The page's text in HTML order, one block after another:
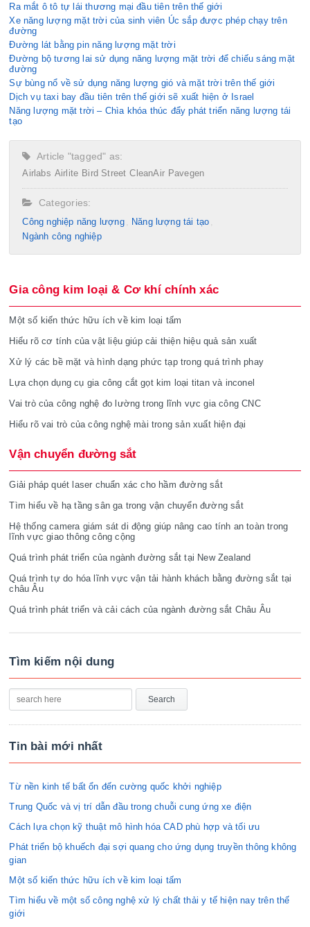
Ra mắt ô tô tự lái thương mại đầu tiên trên thế giới
Xe năng lượng mặt trời của sinh viên Úc sắp được phép chạy trên
đường
Đường lát bằng pin năng lượng mặt trời
Đường bộ tương lai sử dụng năng lượng mặt trời để chiếu sáng mặt
đường
Sự bùng nổ về sử dụng năng lượng gió và mặt trời trên thế giới
Dịch vụ taxi bay đầu tiên trên thế giới sẽ xuất hiện ở Israel
Năng lượng mặt trời – Chìa khóa thúc đẩy phát triển năng lượng tái
tạo
Article "tagged" as:
Airlabs Airlite Bird Street CleanAir Pavegen
Categories:
Công nghiệp năng lượng
Năng lượng tái tạo
Ngành công nghiệp
Gia công kim loại & Cơ khí chính xác
Một số kiến thức hữu ích về kim loại tấm
Hiểu rõ cơ tính của vật liệu giúp cải thiện hiệu quả sản xuất
Xử lý các bề mặt và hình dạng phức tạp trong quá trình phay
Lựa chọn dụng cụ gia công cắt gọt kim loại titan và inconel
Vai trò của công nghệ đo lường trong lĩnh vực gia công CNC
Hiểu rõ vai trò của công nghệ mài trong sản xuất hiện đại
Vận chuyển đường sắt
Giải pháp quét laser chuẩn xác cho hầm đường sắt
Tìm hiểu về hạ tầng sân ga trong vận chuyển đường sắt
Hệ thống camera giám sát di động giúp nâng cao tính an toàn trong
lĩnh vực giao thông công cộng
Quá trình phát triển của ngành đường sắt tại New Zealand
Quá trình tự do hóa lĩnh vực vận tải hành khách bằng đường sắt tại
châu Âu
Quá trình phát triển và cải cách của ngành đường sắt Châu Âu
Tìm kiếm nội dung
Tin bài mới nhất
Từ nền kinh tế bất ổn đến cường quốc khởi nghiệp
Trung Quốc và vị trí dẫn đầu trong chuỗi cung ứng xe điện
Cách lựa chọn kỹ thuật mô hình hóa CAD phù hợp và tối ưu
Phát triển bộ khuếch đại sợi quang cho ứng dụng truyền thông không
gian
Một số kiến thức hữu ích về kim loại tấm
Tìm hiểu về một số công nghệ xử lý chất thải y tế hiện nay trên thế
giới